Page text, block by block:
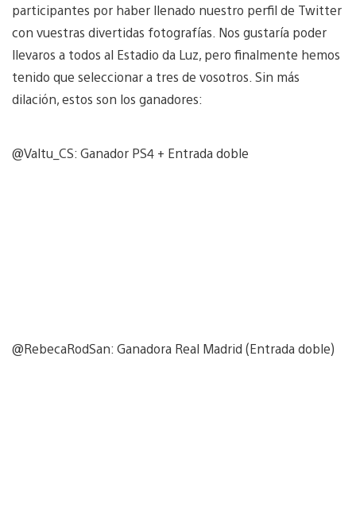
participantes por haber llenado nuestro perfil de Twitter
con vuestras divertidas fotografías. Nos gustaría poder
llevaros a todos al Estadio da Luz, pero finalmente hemos
tenido que seleccionar a tres de vosotros. Sin más
dilación, estos son los ganadores:
@Valtu_CS: Ganador PS4 + Entrada doble
@RebecaRodSan: Ganadora Real Madrid (Entrada doble)